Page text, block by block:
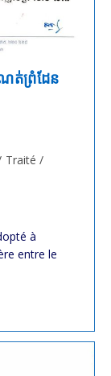
ត់ព្រំដែន
Traité /
à
entre le